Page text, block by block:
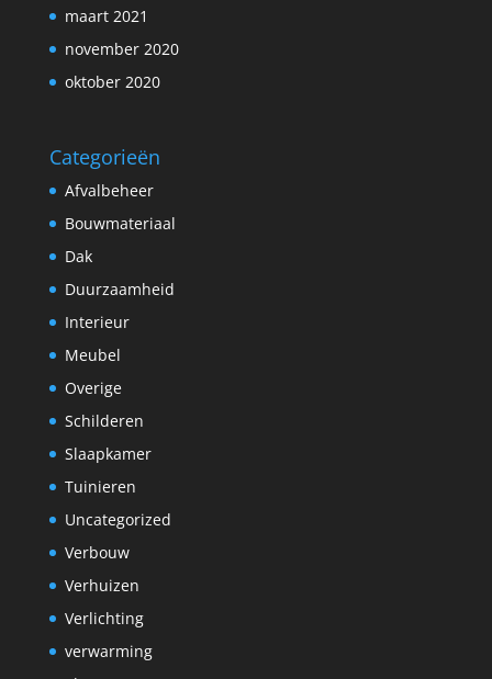
maart 2021
november 2020
oktober 2020
Categorieën
Afvalbeheer
Bouwmateriaal
Dak
Duurzaamheid
Interieur
Meubel
Overige
Schilderen
Slaapkamer
Tuinieren
Uncategorized
Verbouw
Verhuizen
Verlichting
verwarming